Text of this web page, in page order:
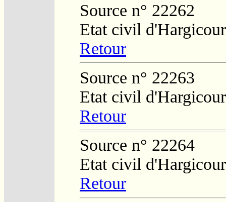
Source n° 22262
Etat civil
Retour
Source n° 22263
Etat civil
Retour
Source n° 22264
Etat civil
Retour